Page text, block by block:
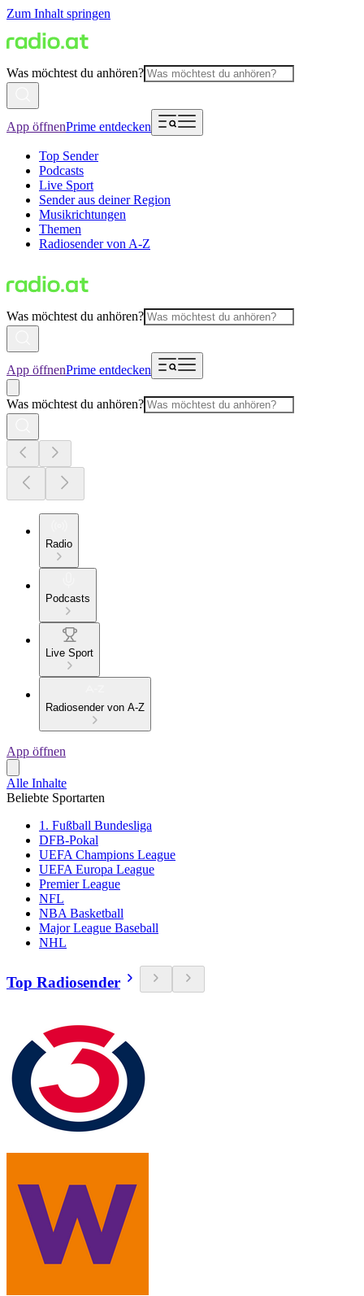
Zum Inhalt springen
Was möchtest du anhören?
App öffnenPrime entdecken
Top Sender
Podcasts
Live Sport
Sender aus deiner Region
Musikrichtungen
Themen
Radiosender von A-Z
Was möchtest du anhören?
App öffnenPrime entdecken
Was möchtest du anhören?
Radio
Podcasts
Live Sport
Radiosender von A-Z
App öffnen
Alle Inhalte
Beliebte Sportarten
1. Fußball Bundesliga
DFB-Pokal
UEFA Champions League
UEFA Europa League
Premier League
NFL
NBA Basketball
Major League Baseball
NHL
Top Radiosender